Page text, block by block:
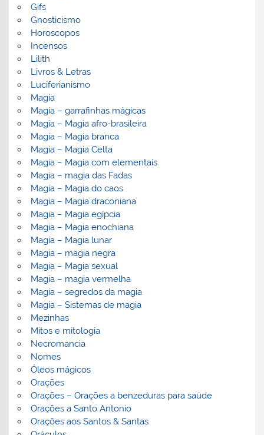
Gifs
Gnosticismo
Horoscopos
Incensos
Lilith
Livros & Letras
Luciferianismo
Magia
Magia – garrafinhas mágicas
Magia – Magia afro-brasileira
Magia – Magia branca
Magia – Magia Celta
Magia – Magia com elementais
Magia – magia das Fadas
Magia – Magia do caos
Magia – Magia draconiana
Magia – Magia egípcia
Magia – Magia enochiana
Magia – Magia lunar
Magia – magia negra
Magia – Magia sexual
Magia – magia vermelha
Magia – segredos da magia
Magia – Sistemas de magia
Mezinhas
Mitos e mitologia
Necromancia
Nomes
Óleos mágicos
Orações
Orações – Orações a benzeduras para saúde
Orações a Santo Antonio
Orações aos Santos & Santas